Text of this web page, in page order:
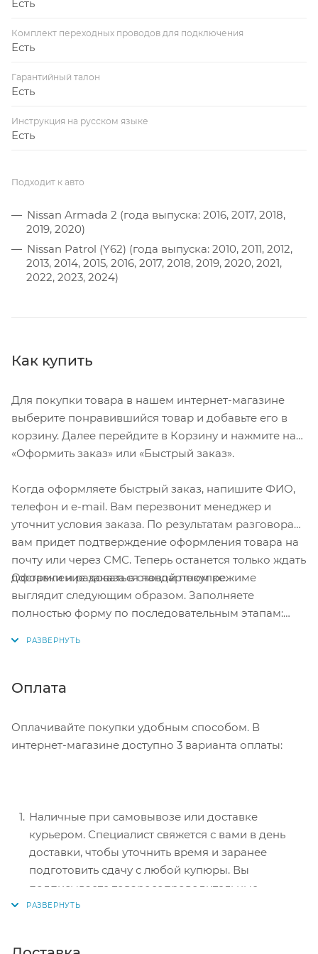
Есть
Комплект переходных проводов для подключения
Есть
Гарантийный талон
Есть
Инструкция на русском языке
Есть
Подходит к авто
Nissan Armada 2 (года выпуска: 2016, 2017, 2018,
2019, 2020)
Nissan Patrol (Y62) (года выпуска: 2010, 2011, 2012,
2013, 2014, 2015, 2016, 2017, 2018, 2019, 2020, 2021,
2022, 2023, 2024)
Как купить
Для покупки товара в нашем интернет-магазине
выберите понравившийся товар и добавьте его в
корзину. Далее перейдите в Корзину и нажмите на
«Оформить заказ» или «Быстрый заказ».
Когда оформляете быстрый заказ, напишите ФИО,
телефон и e-mail. Вам перезвонит менеджер и
уточнит условия заказа. По результатам разговора
вам придет подтверждение оформления товара на
почту или через СМС. Теперь останется только ждать
доставки и радоваться новой покупке.
Оформление заказа в стандартном режиме
выглядит следующим образом. Заполняете
полностью форму по последовательным этапам:
Нажмите кнопку «Оформить заказ».
Оплата
Оплачивайте покупки удобным способом. В
интернет-магазине доступно 3 варианта оплаты:
Наличные при самовывозе или доставке
курьером. Специалист свяжется с вами в день
доставки, чтобы уточнить время и заранее
подготовить сдачу с любой купюры. Вы
подписываете товаросопроводительные
документы, вносите денежные средства,